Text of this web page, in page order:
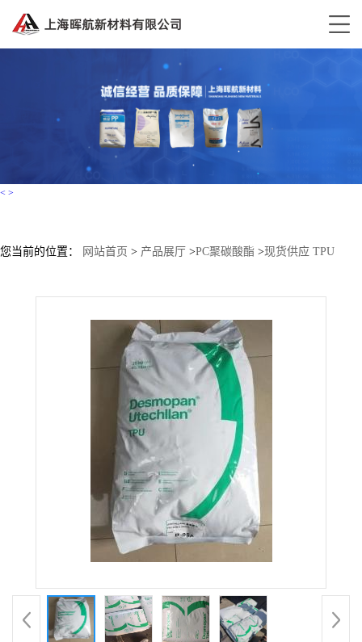
< >
您当前的位置： 网站首页 > 产品展厅 >PC聚碳酸酯 >现货供应 TPU